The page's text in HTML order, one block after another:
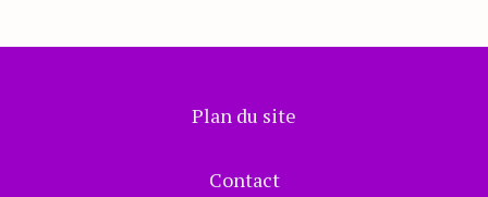
Plan du site
Contact